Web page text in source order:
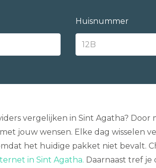
Huisnummer
vergelijken in Sint Agatha?
jouw wensen. Elke dag wisselen
het huidige pakket niet bevalt.
in Sint Agatha. Daarnaast tref je